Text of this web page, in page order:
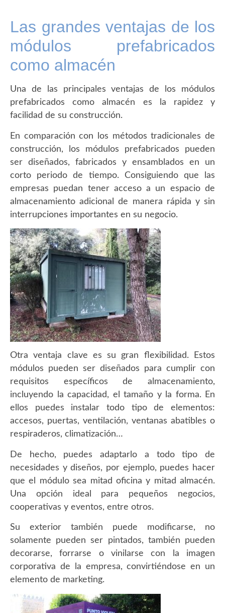
Las grandes ventajas de los
módulos prefabricados
como almacén
Una de las principales ventajas de los módulos
prefabricados como almacén es la rapidez y
facilidad de su construcción.
En comparación con los métodos tradicionales de
construcción, los módulos prefabricados pueden
ser diseñados, fabricados y ensamblados en un
corto periodo de tiempo. Consiguiendo que las
empresas puedan tener acceso a un espacio de
almacenamiento adicional de manera rápida y sin
interrupciones importantes en su negocio.
Otra ventaja clave es su gran flexibilidad. Estos
módulos pueden ser diseñados para cumplir con
requisitos específicos de almacenamiento,
incluyendo la capacidad, el tamaño y la forma. En
ellos puedes instalar todo tipo de elementos:
accesos, puertas, ventilación, ventanas abatibles o
respiraderos, climatización…
De hecho, puedes adaptarlo a todo tipo de
necesidades y diseños, por ejemplo, puedes hacer
que el módulo sea mitad oficina y mitad almacén.
Una opción ideal para pequeños negocios,
cooperativas y eventos, entre otros.
Su exterior también puede modificarse, no
solamente pueden ser pintados, también pueden
decorarse, forrarse o vinilarse con la imagen
corporativa de la empresa, convirtiéndose en un
elemento de marketing.